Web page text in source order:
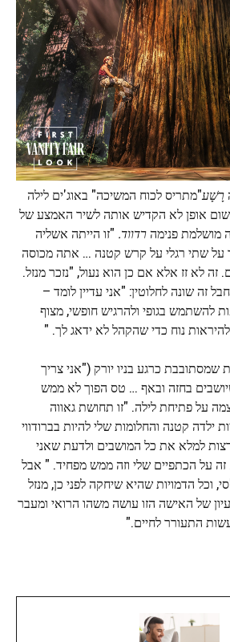
רָשָׁע"מתריס לכוח המשיכה" באוג'ים לילה
אופן לא הקדיש אותה לשיר האמצע של
מושלמת פנימהרדווד. "זו הייתה אשליה
על שתי רגלי על קרש קטנה … אתה מכוסה
זה לא זז אלא אם כן הוא נעול, "נזכר מנזל.
זה שונה לחלוטין: "אני עדיין לומד –
להשתמש בגופי ולהרגיש חופשי, מצוף
נוח כדי שהקהל לא ידאג לך. "
שמסתובבת כרגע בניו יורק ("אני צריך
בחזה ובאף … טס הפוך לא ממש
על פתיחת לילה. "זו תחושת גאווה
ילדה קטנה והחלומות שלי להיות בברודווי
למלא את כל המושבים ולדעת שאני
על הכתפיים שלי וזה ממש מפחיד. " אבל
וכל הדמויות שהיא שיחקה לפני כן, מנזל
של האישה הזו עושה משהו הרואי ומעבר
התעורר לחיים."